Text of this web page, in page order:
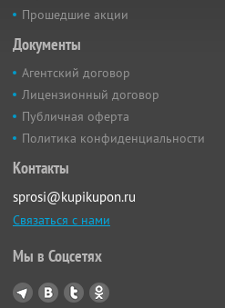
Прошедшие акции
Документы
Агентский договор
Лицензионный договор
Публичная оферта
Политика конфиденциальности
Контакты
sprosi@kupikupon.ru
Связаться с нами
Мы в Соцсетях